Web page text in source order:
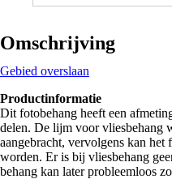
Omschrijving
Gebied overslaan
Productinformatie
Dit fotobehang heeft een
delen. De lijm voor vliesbehang
aangebracht, vervolgens kan het
worden. Er is bij vliesbehang
behang kan later probleemloos